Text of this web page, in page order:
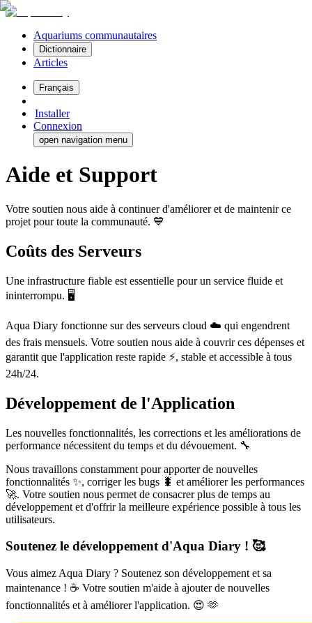
Aquariums communautaires
Dictionnaire
Articles
Français
Installer
Connexion
open navigation menu
Aide et Support
Votre soutien nous aide à continuer d'améliorer et de maintenir ce
projet pour toute la communauté. 💙
Coûts des Serveurs
Une infrastructure fiable est essentielle pour un service fluide et
ininterrompu. 🖥️
Aqua Diary fonctionne sur des serveurs cloud ☁️ qui engendrent
des frais mensuels. Votre soutien nous aide à couvrir ces dépenses et
garantit que l'application reste rapide ⚡, stable et accessible à tous
24h/24.
Développement de l'Application
Les nouvelles fonctionnalités, les corrections et les améliorations de
performance nécessitent du temps et du dévouement. 🔧
Nous travaillons constamment pour apporter de nouvelles
fonctionnalités ✨, corriger les bugs 🐛 et améliorer les performances
🚀. Votre soutien nous permet de consacrer plus de temps au
développement et d'offrir la meilleure expérience possible à tous les
utilisateurs.
Soutenez le développement d'Aqua Diary ! 🥰
Vous aimez Aqua Diary ? Soutenez son développement et sa
maintenance ! ☕ Votre soutien m'aide à ajouter de nouvelles
fonctionnalités et à améliorer l'application. 😍 🫶